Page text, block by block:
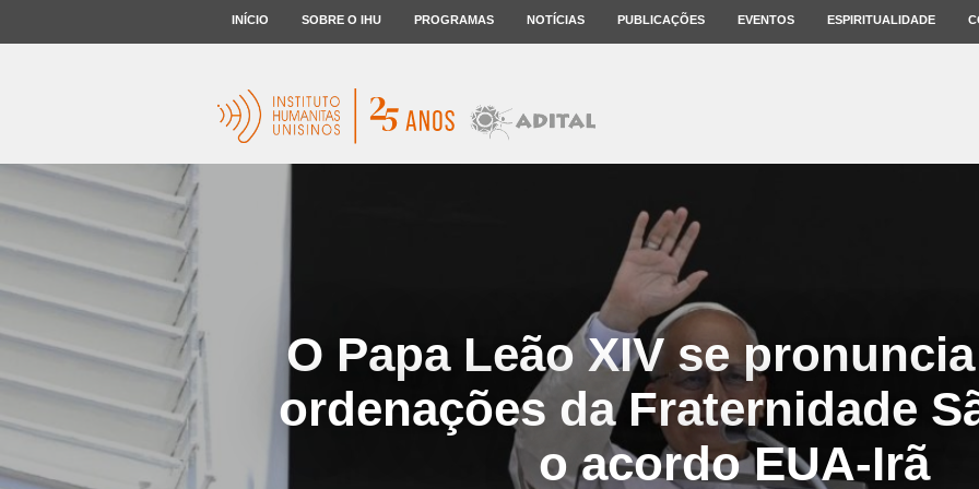
INÍCIO SOBRE O IHU PROGRAMAS NOTÍCIAS PUBLICAÇÕES EVENTOS ESPIRITUALIDADE
O Papa Leão XIV se
ordenações da Fraternidade
o acordo EUA-Irã